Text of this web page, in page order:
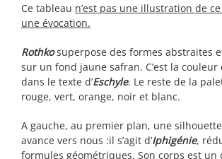
Ce tableau n’est pas une illustration de
une évocation.
Rothkosuperpose des formes abstraites
sur un fond jaune safran. C’est la couleur
dans le texte d’Eschyle. Le reste de la
rouge, vert, orange, noir et blanc.
A gauche, au premier plan, une
avance vers nous :il s’agit d’Iphigénie,
formules géométriques. Son corps est un